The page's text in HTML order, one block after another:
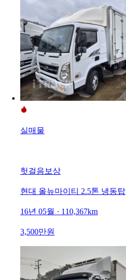
실매물
헛걸음보상
현대 올뉴마이티 2.5톤 냉동탑
16년 05월 · 110,367km
3,500만원